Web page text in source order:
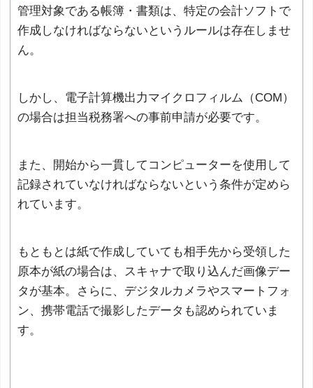
管理対象である帳簿・書類は、特定の会計ソフトで
作成しなければならないというルールは存在しませ
ん。
しかし、電子計算機出力マイクロフィルム（COM）
の場合は担当税務署への事前申請が必要です。
また、開始から一貫してコンピューターを使用して
記録されていなければならないという条件が定めら
れています。
もともとは紙で作成していても相手先から受領した
原本が紙の場合は、スキャナで取り込んだ画像デー
タが基本。さらに、デジタルカメラやスマートフォ
ン、携帯電話で撮影したデータも認められていま
す。